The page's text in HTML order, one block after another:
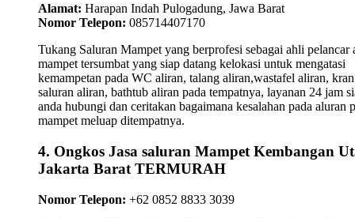
Alamat: Harapan Indah Pulogadung, Jawa Barat
Nomor Telepon: 085714407170
Tukang Saluran Mampet yang berprofesi sebagai ahli pelancar
mampet tersumbat yang siap datang kelokasi untuk mengatasi
kemampetan pada WC aliran, talang aliran,wastafel aliran, kran
saluran aliran, bathtub aliran pada tempatnya, layanan 24 jam
anda hubungi dan ceritakan bagaimana kesalahan pada aluran
mampet meluap ditempatnya.
4. Ongkos Jasa saluran Mampet Kembangan
Jakarta Barat TERMURAH
Nomor Telepon: +62 0852 8833 3039